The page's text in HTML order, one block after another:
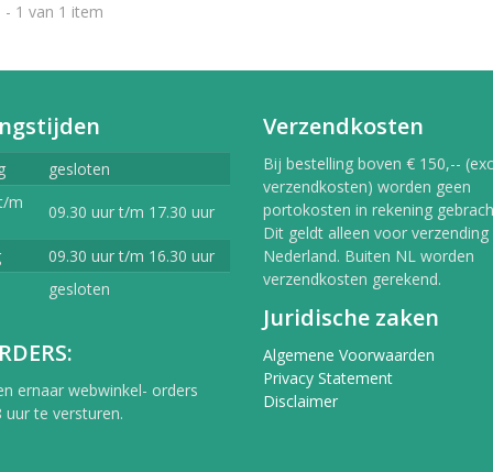
1 van 1 item
gesloten
m
09.30 uur t/m 17.30 uur
09.30 uur t/m 16.30 uur
gesloten
ernaar webwinkel- orders
uur te versturen.
Verzendkosten
Bij bestelling boven € 150,--
verzendkosten) worden geen
portokosten in rekening
Dit geldt alleen voor verzending
Nederland. Buiten NL worden
verzendkosten gerekend.
Juridische zaken
Algemene Voorwaarden
Privacy Statement
Disclaimer